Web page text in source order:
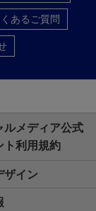
あるご質問
ルメディア公式
ト利用規約
ザイン